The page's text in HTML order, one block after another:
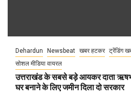
Dehardun Newsbeat खबर हटकर ट्रेंडिंग
सोशल मीडिया वायरल
उत्तराखंड के सबसे बड़े आयकर दाता ऋषभ
घर बनाने के लिए जमीन दिला दो सरकार